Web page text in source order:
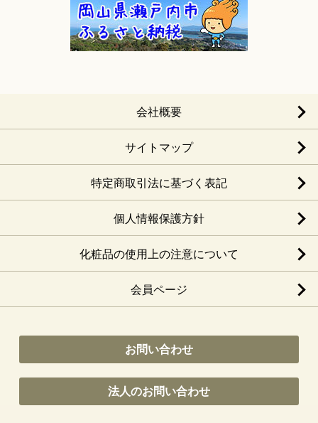
会社概要
サイトマップ
特定商取引法に基づく表記
個人情報保護方針
化粧品の使用上の注意について
会員ページ
お問い合わせ
法人のお問い合わせ